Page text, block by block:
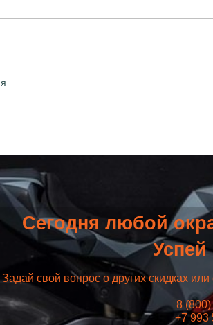
Сегодня любой
Задай свой вопрос о других скидках
8
+7 993